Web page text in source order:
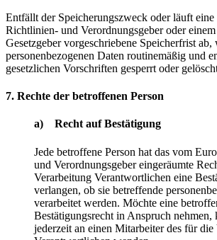
Entfällt der Speicherungszweck oder läuft
Richtlinien- und Verordnungsgeber oder
Gesetzgeber vorgeschriebene Speicherfrist ab,
personenbezogenen Daten routinemäßig und
gesetzlichen Vorschriften gesperrt oder
7. Rechte der betroffenen Person
a) Recht auf Bestätigung
Jede betroffene Person hat das vom
und Verordnungsgeber eingeräumte
Verarbeitung Verantwortlichen eine
verlangen, ob sie betreffende
verarbeitet werden. Möchte eine
Bestätigungsrecht in Anspruch nehmen,
jederzeit an einen Mitarbeiter des für die